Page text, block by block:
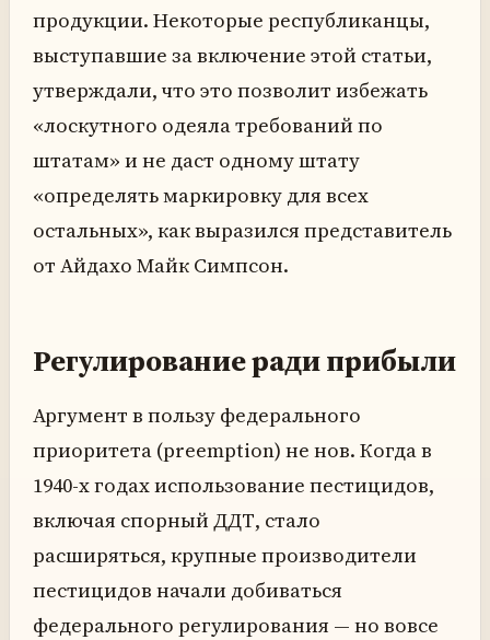
продукции. Некоторые республиканцы,
выступавшие за включение этой статьи,
утверждали, что это позволит избежать
«лоскутного одеяла требований по
штатам» и не даст одному штату
«определять маркировку для всех
остальных», как выразился представитель
от Айдахо Майк Симпсон.
Регулирование ради прибыли
Аргумент в пользу федерального
приоритета (preemption) не нов. Когда в
1940-х годах использование пестицидов,
включая спорный ДДТ, стало
расширяться, крупные производители
пестицидов начали добиваться
федерального регулирования — но вовсе